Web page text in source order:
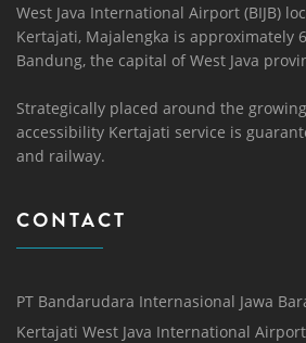
West Java International Airport (BIJB)
Kertajati, Majalengka is approximately
Bandung, the capital of West Java
Strategically placed around the
accessibility Kertajati service is
and railway.
CONTACT
PT Bandarudara Internasional Jawa
Kertajati West Java International